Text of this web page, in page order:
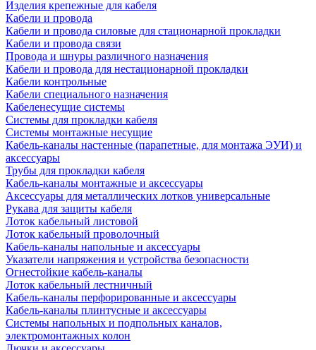
Изделия крепежные для кабеля
Кабели и провода
Кабели и провода силовые для стационарной прокладки
Кабели и провода связи
Провода и шнуры различного назначения
Кабели и провода для нестационарной прокладки
Кабели контрольные
Кабели специального назначения
Кабеленесущие системы
Системы для прокладки кабеля
Системы монтажные несущие
Кабель-каналы настенные (парапетные, для монтажа ЭУИ) и
аксессуары
Трубы для прокладки кабеля
Кабель-каналы монтажные и аксессуары
Аксессуары для металлических лотков универсальные
Рукава для защиты кабеля
Лоток кабельный листовой
Лоток кабельный проволочный
Кабель-каналы напольные и аксессуары
Указатели напряжения и устройства безопасности
Огнестойкие кабель-каналы
Лоток кабельный лестничный
Кабель-каналы перфорированные и аксессуары
Кабель-каналы плинтусные и аксессуары
Системы напольных и подпольных каналов,
электромонтажных колон